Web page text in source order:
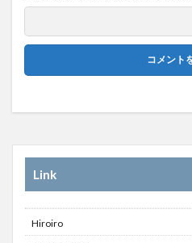
Link
Hiroiro